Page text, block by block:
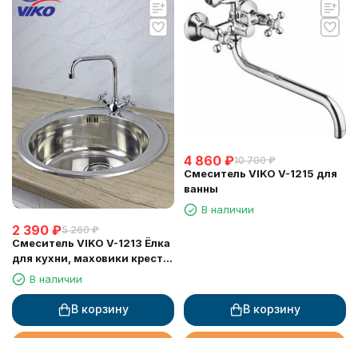
2 390 ₽5 260 ₽
Смеситель VIKO V-1213 Ёлка
для кухни, маховики крест
керамика
В наличии
В корзину
4 860 ₽10 700 ₽
Смеситель VIKO V-1215 для
ванны
В наличии
В корзину